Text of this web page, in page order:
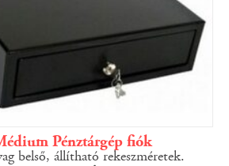
Pénztárgép fiók
belső, állítható rekeszméretek.